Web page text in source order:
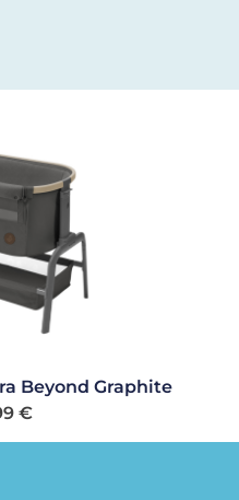
Beyond Graphite
€